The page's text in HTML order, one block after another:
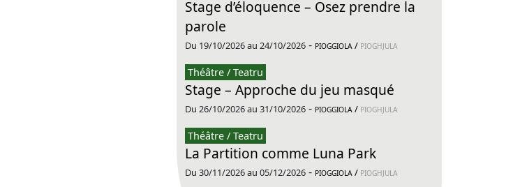
Stage d’éloquence – Osez prendre la
parole
Du 19/10/2026 au 24/10/2026 - PIOGGIOLA / PIOGHJULA
Théâtre / Teatru
Stage – Approche du jeu masqué
Du 26/10/2026 au 31/10/2026 - PIOGGIOLA / PIOGHJULA
Théâtre / Teatru
La Partition comme Luna Park
Du 30/11/2026 au 05/12/2026 - PIOGGIOLA / PIOGHJULA